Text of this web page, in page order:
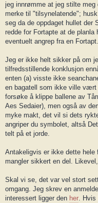
jeg innrømme at jeg stilte
merke til "tilsynelatende";
seg da de oppdaget hullet der
redde for Fortapte at de
eventuelt angrep fra en
Jeg er ikke helt sikker på om
tilfredsstillende konklusjon
enten (a) visste ikke
en bagatell som ikke ville
forsøke å klippe ballene av
Aes Sedaier), men også av
myke makt, det vil si dets
angriper du symbolet, altså
telt på et jorde.
Antakeligvis er ikke dette hele
mangler sikkert en del.
Skal vi se, det var vel stort
omgang. Jeg skrev en
interessert ligger den her. Hvis